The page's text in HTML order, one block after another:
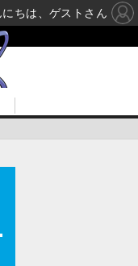
にちは、ゲストさん